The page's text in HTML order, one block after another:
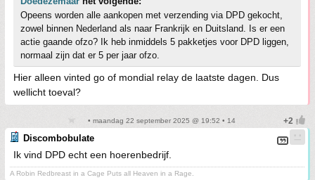
Opeens worden alle aankopen met verzending via DPD gekocht,
zowel binnen Nederland als naar Frankrijk en Duitsland. Is er een
actie gaande ofzo? Ik heb inmiddels 5 pakketjes voor DPD liggen,
normaal zijn dat er 5 per jaar ofzo.
Hier alleen vinted go of mondial relay de laatste dagen. Dus
wellicht toeval?
• maandag 22 september 2025 @ 19:52 • 14
Discombobulate
Ik vind DPD echt een hoerenbedrijf.
A Robin Redbreast in a Cage Puts all Heaven in a Rage.